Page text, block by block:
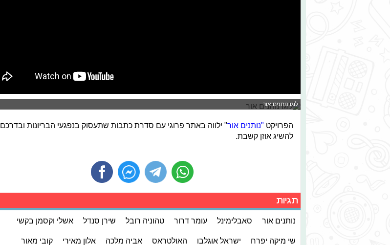
לוגו נותנים אור
הפרויקט "נותנים אור" ילווה באתר פרוגי עם סדרת כתבות שתעסוק בנפגעי הבריונות ובדרכם
להשיג אוזן קשבת.
תגיות
נותנים אור סאבלימינל עומר דרור טהוניה רובל שירן סנדל אשלי וקסמן בקשי
שי מיקה יפרח ישראל אוגלבו האולטראס אביה מלכה אלון מאירי קובי מאור